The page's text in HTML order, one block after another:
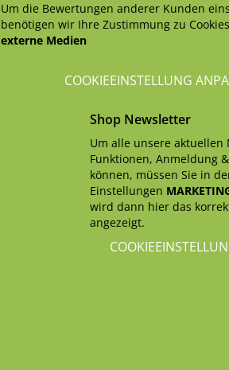
Um die Bewertungen anderer Kunden
benötigen wir Ihre Zustimmung zu
externe Medien
COOKIEEINSTELLUNG
Shop Newsletter
Um alle unsere aktuellen
Funktionen, Anmeldung
können, müssen Sie in
Einstellungen
wird dann hier das
angezeigt.